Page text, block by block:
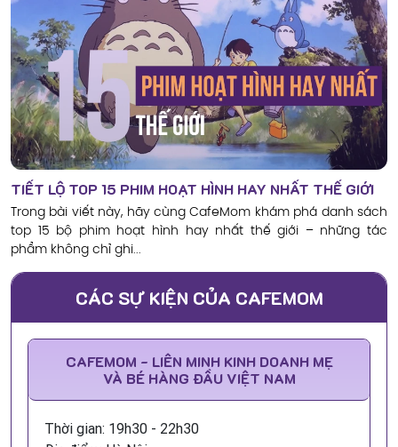
TIẾT LỘ TOP 15 PHIM HOẠT HÌNH HAY NHẤT THẾ GIỚI
Trong bài viết này, hãy cùng CafeMom khám phá danh sách
top 15 bộ phim hoạt hình hay nhất thế giới – những tác
phẩm không chỉ ghi...
CÁC SỰ KIỆN CỦA CAFEMOM
CAFEMOM - LIÊN MINH KINH DOANH MẸ
VÀ BÉ HÀNG ĐẦU VIỆT NAM
Thời gian: 19h30 - 22h30